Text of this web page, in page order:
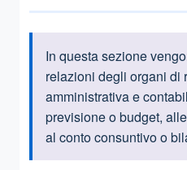
Informazioni
In questa sezione
relazioni degli organi di
amministrativa e
previsione o budget,
al conto consuntivo o